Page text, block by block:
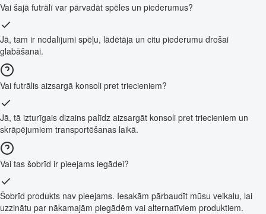
Vai šajā futrālī var pārvadāt spēles un piederumus?
Jā, tam ir nodalījumi spēļu, lādētāja un citu piederumu drošai
glabāšanai.
Vai futrālis aizsargā konsoli pret triecieniem?
Jā, tā izturīgais dizains palīdz aizsargāt konsoli pret triecieniem un
skrāpējumiem transportēšanas laikā.
Vai tas šobrīd ir pieejams iegādei?
Šobrīd produkts nav pieejams. Iesakām pārbaudīt mūsu veikalu, lai
uzzinātu par nākamajām piegādēm vai alternatīviem produktiem.